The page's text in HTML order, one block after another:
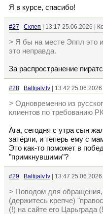
Я в курсе, спасибо!
#27 Склеп | 13:17 25.06.2026 |
> Я бы на месте Эппл это
это неправда.
За распространение
#28 Baltijalv.lv | 13:42
> Одновременно из
клиентов по требованию
Ага, сегодня с утра сын
затёрли, и теперь ему с
Это как-то поможет в
"примкнувшими"?
#29 Baltijalv.lv | 13:47
> Поводом для обращения,
(держитесь крепче)
(!) на сайте его Царьграда